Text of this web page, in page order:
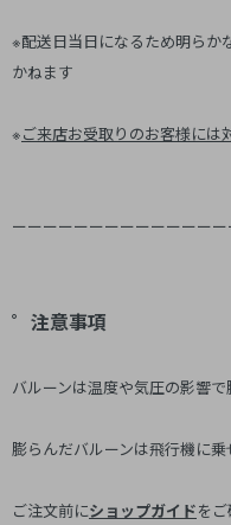
※配送日当日になるため明らか
かねます
※ご来店お受取りのお客様には
ーーーーーーーーーーーーー
゜注意事項
バルーンは温度や気圧の影響
膨らんだバルーンは飛行機に
ご注文前にショップガイドを